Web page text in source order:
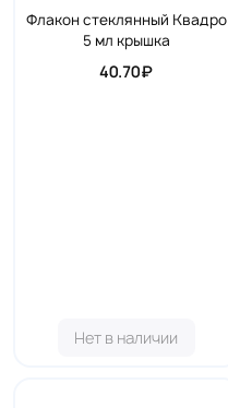
Флакон стеклянный Квадро
5 мл крышка
40.70₽
Нет в наличии